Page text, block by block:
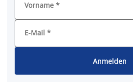
Vorname *
E-Mail *
Anmelden